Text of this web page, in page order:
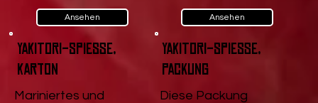
Ansehen Ansehen
Yakitori-Spieße,
Karton
Mariniertes und
Yakitori-Spieße,
Packung
Diese Packung